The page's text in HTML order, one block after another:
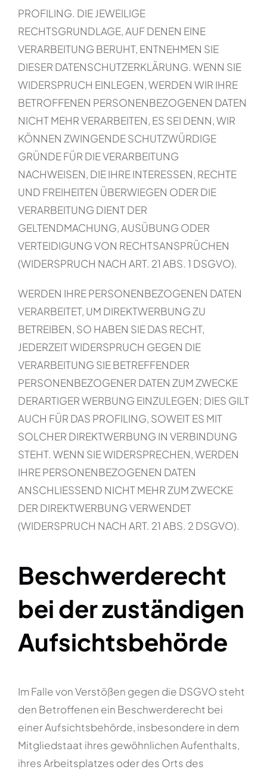
PROFILING. DIE JEWEILIGE
RECHTSGRUNDLAGE, AUF DENEN EINE
VERARBEITUNG BERUHT, ENTNEHMEN SIE
DIESER DATENSCHUTZERKLÄRUNG. WENN SIE
WIDERSPRUCH EINLEGEN, WERDEN WIR IHRE
BETROFFENEN PERSONENBEZOGENEN DATEN
NICHT MEHR VERARBEITEN, ES SEI DENN, WIR
KÖNNEN ZWINGENDE SCHUTZWÜRDIGE
GRÜNDE FÜR DIE VERARBEITUNG
NACHWEISEN, DIE IHRE INTERESSEN, RECHTE
UND FREIHEITEN ÜBERWIEGEN ODER DIE
VERARBEITUNG DIENT DER
GELTENDMACHUNG, AUSÜBUNG ODER
VERTEIDIGUNG VON RECHTSANSPRÜCHEN
(WIDERSPRUCH NACH ART. 21 ABS. 1 DSGVO).
WERDEN IHRE PERSONENBEZOGENEN DATEN
VERARBEITET, UM DIREKTWERBUNG ZU
BETREIBEN, SO HABEN SIE DAS RECHT,
JEDERZEIT WIDERSPRUCH GEGEN DIE
VERARBEITUNG SIE BETREFFENDER
PERSONENBEZOGENER DATEN ZUM ZWECKE
DERARTIGER WERBUNG EINZULEGEN; DIES GILT
AUCH FÜR DAS PROFILING, SOWEIT ES MIT
SOLCHER DIREKTWERBUNG IN VERBINDUNG
STEHT. WENN SIE WIDERSPRECHEN, WERDEN
IHRE PERSONENBEZOGENEN DATEN
ANSCHLIESSEND NICHT MEHR ZUM ZWECKE
DER DIREKTWERBUNG VERWENDET
(WIDERSPRUCH NACH ART. 21 ABS. 2 DSGVO).
Beschwerde­recht
bei der zuständigen
Aufsichts­behörde
Im Falle von Verstößen gegen die DSGVO steht
den Betroffenen ein Beschwerderecht bei
einer Aufsichtsbehörde, insbesondere in dem
Mitgliedstaat ihres gewöhnlichen Aufenthalts,
ihres Arbeitsplatzes oder des Orts des